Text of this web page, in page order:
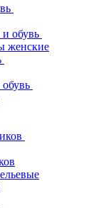
обувь
женские